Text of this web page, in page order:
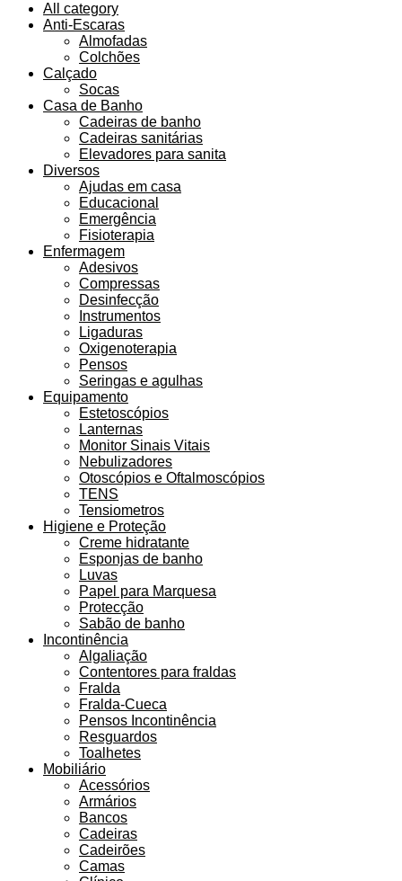
All category
Anti-Escaras
Almofadas
Colchões
Calçado
Socas
Casa de Banho
Cadeiras de banho
Cadeiras sanitárias
Elevadores para sanita
Diversos
Ajudas em casa
Educacional
Emergência
Fisioterapia
Enfermagem
Adesivos
Compressas
Desinfecção
Instrumentos
Ligaduras
Oxigenoterapia
Pensos
Seringas e agulhas
Equipamento
Estetoscópios
Lanternas
Monitor Sinais Vitais
Nebulizadores
Otoscópios e Oftalmoscópios
TENS
Tensiometros
Higiene e Proteção
Creme hidratante
Esponjas de banho
Luvas
Papel para Marquesa
Protecção
Sabão de banho
Incontinência
Algaliação
Contentores para fraldas
Fralda
Fralda-Cueca
Pensos Incontinência
Resguardos
Toalhetes
Mobiliário
Acessórios
Armários
Bancos
Cadeiras
Cadeirões
Camas